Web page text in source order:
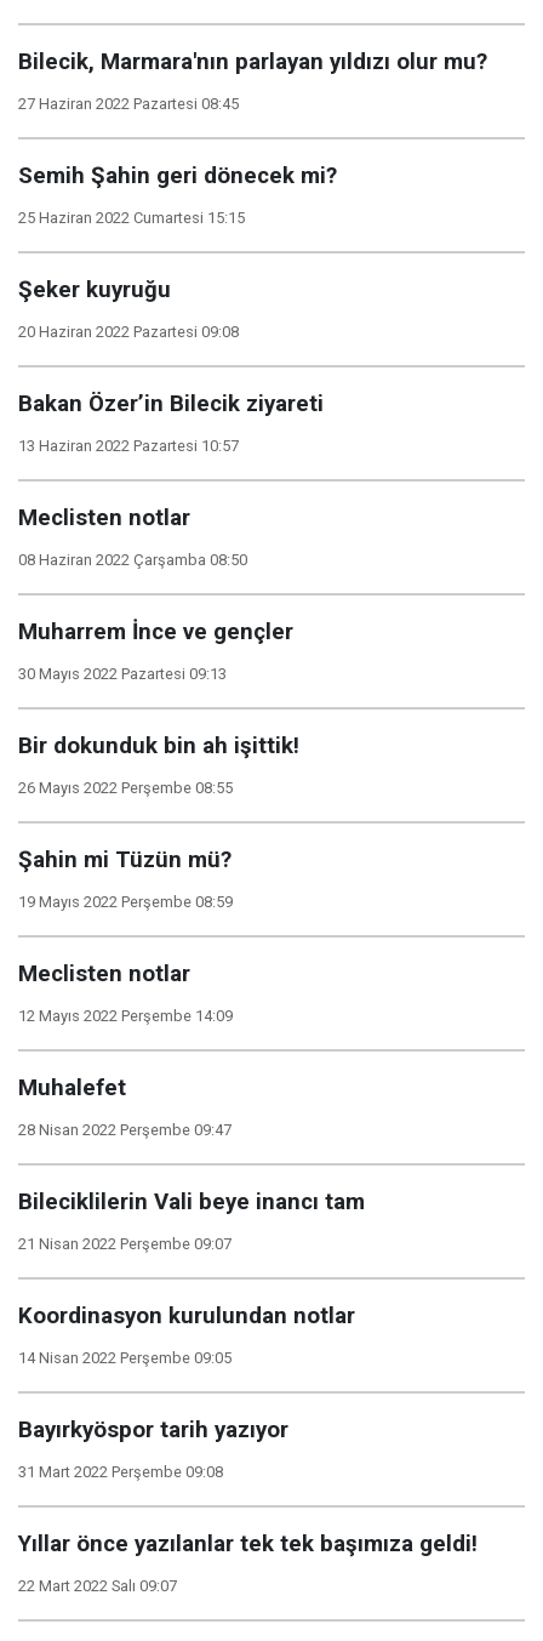
Bilecik, Marmara'nın parlayan yıldızı olur mu?
27 Haziran 2022 Pazartesi 08:45
Semih Şahin geri dönecek mi?
25 Haziran 2022 Cumartesi 15:15
Şeker kuyruğu
20 Haziran 2022 Pazartesi 09:08
Bakan Özer’in Bilecik ziyareti
13 Haziran 2022 Pazartesi 10:57
Meclisten notlar
08 Haziran 2022 Çarşamba 08:50
Muharrem İnce ve gençler
30 Mayıs 2022 Pazartesi 09:13
Bir dokunduk bin ah işittik!
26 Mayıs 2022 Perşembe 08:55
Şahin mi Tüzün mü?
19 Mayıs 2022 Perşembe 08:59
Meclisten notlar
12 Mayıs 2022 Perşembe 14:09
Muhalefet
28 Nisan 2022 Perşembe 09:47
Bileciklilerin Vali beye inancı tam
21 Nisan 2022 Perşembe 09:07
Koordinasyon kurulundan notlar
14 Nisan 2022 Perşembe 09:05
Bayırkyöspor tarih yazıyor
31 Mart 2022 Perşembe 09:08
Yıllar önce yazılanlar tek tek başımıza geldi!
22 Mart 2022 Salı 09:07